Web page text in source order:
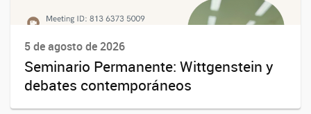
5 de agosto de 2026
Seminario Permanente: Wittgenstein y
debates contemporáneos